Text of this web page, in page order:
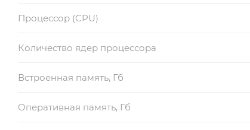
Процессор (CPU)
Количество ядер процессора
Встроенная память, Гб
Оперативная память, Гб